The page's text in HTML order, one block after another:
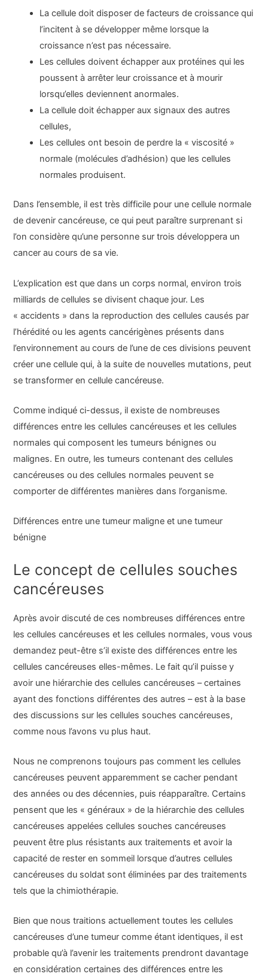
La cellule doit disposer de facteurs de croissance qui
l’incitent à se développer même lorsque la
croissance n’est pas nécessaire.
Les cellules doivent échapper aux protéines qui les
poussent à arrêter leur croissance et à mourir
lorsqu’elles deviennent anormales.
La cellule doit échapper aux signaux des autres
cellules,
Les cellules ont besoin de perdre la « viscosité »
normale (molécules d’adhésion) que les cellules
normales produisent.
Dans l’ensemble, il est très difficile pour une cellule normale
de devenir cancéreuse, ce qui peut paraître surprenant si
l’on considère qu’une personne sur trois développera un
cancer au cours de sa vie.
L’explication est que dans un corps normal, environ trois
milliards de cellules se divisent chaque jour. Les
« accidents » dans la reproduction des cellules causés par
l’hérédité ou les agents cancérigènes présents dans
l’environnement au cours de l’une de ces divisions peuvent
créer une cellule qui, à la suite de nouvelles mutations, peut
se transformer en cellule cancéreuse.
Comme indiqué ci-dessus, il existe de nombreuses
différences entre les cellules cancéreuses et les cellules
normales qui composent les tumeurs bénignes ou
malignes. En outre, les tumeurs contenant des cellules
cancéreuses ou des cellules normales peuvent se
comporter de différentes manières dans l’organisme.
Différences entre une tumeur maligne et une tumeur
bénigne
Le concept de cellules souches
cancéreuses
Après avoir discuté de ces nombreuses différences entre
les cellules cancéreuses et les cellules normales, vous vous
demandez peut-être s’il existe des différences entre les
cellules cancéreuses elles-mêmes. Le fait qu’il puisse y
avoir une hiérarchie des cellules cancéreuses – certaines
ayant des fonctions différentes des autres – est à la base
des discussions sur les cellules souches cancéreuses,
comme nous l’avons vu plus haut.
Nous ne comprenons toujours pas comment les cellules
cancéreuses peuvent apparemment se cacher pendant
des années ou des décennies, puis réapparaître. Certains
pensent que les « généraux » de la hiérarchie des cellules
cancéreuses appelées cellules souches cancéreuses
peuvent être plus résistants aux traitements et avoir la
capacité de rester en sommeil lorsque d’autres cellules
cancéreuses du soldat sont éliminées par des traitements
tels que la chimiothérapie.
Bien que nous traitions actuellement toutes les cellules
cancéreuses d’une tumeur comme étant identiques, il est
probable qu’à l’avenir les traitements prendront davantage
en considération certaines des différences entre les